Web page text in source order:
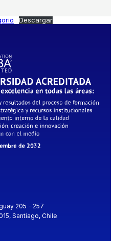
Descargar
205 - 257
Santiago, Chile